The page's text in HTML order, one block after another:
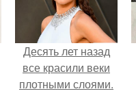
Десять лет назад
все красили веки
плотными слоями.